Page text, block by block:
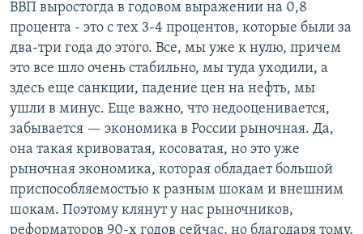
ВВП выростогда в годовом выражении на 0,8
процента - это с тех 3-4 процентов, которые были за
два-три года до этого. Все, мы уже к нулю, причем
это все шло очень стабильно, мы туда уходили, а
здесь еще санкции, падение цен на нефть, мы
ушли в минус. Еще важно, что недооценивается,
забывается — экономика в России рыночная. Да,
она такая кривоватая, косоватая, но это уже
рыночная экономика, которая обладает большой
приспособляемостью к разным шокам и внешним
шокам. Поэтому клянут у нас рыночников,
реформаторов 90-х годов сейчас, но благодаря тому,